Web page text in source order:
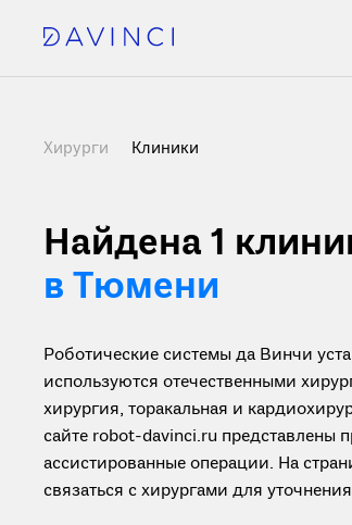
Хирурги Клиники
Найдена 1
в Тюмени
Роботические системы да Винчи
используются отечественными
хирургия, торакальная и
сайте robot-davinci.ru представлены
ассистированные операции. На
связаться с хирургами для